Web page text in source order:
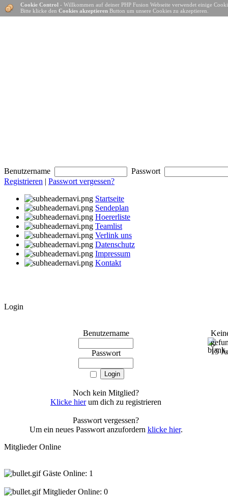
Benutzername
Passwort
Registrieren | Passwort vergessen?
Startseite
Sendeplan
Hoererliste
Teamlist
Verlink uns
Datenschutz
Impressum
Kontakt
Login
Benutzername
Passwort
Noch kein Mitglied?
Klicke hierum dich zu registrieren
Passwort vergessen?
Um ein neues Passwort anzufordern klicke hier.
Mitglieder Online
Gäste Online: 1
Mitglieder Online: 0
15
Cookie Control - Willkommen auf deiner PHP Fusion Webseite verwendet einige
Bitte klicke den Cookies akzeptieren Button um unsere Cookies zu akzeptieren.